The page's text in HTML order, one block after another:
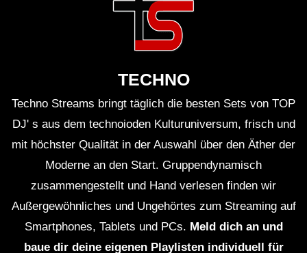
Volker kommt nicht rein ‹|›
WINTERCLUB mit DJ SCHIEMAN
Das Geheimnis des magischen
TECHNO HOUSE MELODIC ᵐⁱˣ ˢᵉᵗ ‹|›
Die DÄMMUNG ist da ‹|›
WINTERCLUB
Techno & House DJ Set ‘n Mix ‹|›
Geheimer WinterClub: ›Es waren bunte
Menschen da‹ ‹|› DJ SCHIE_MAN
TECHNO
Techno Streams bringt täglich die besten Sets von TOP
DJ' s aus dem technoioden Kulturuniversum, frisch und
mit höchster Qualität in der Auswahl über den Äther der
Moderne an den Start. Gruppendynamisch
zusammengestellt und Hand verlesen finden wir
Außergewöhnliches und Ungehörtes zum Streaming auf
Smartphones, Tablets und PCs. Meld dich an und
baue dir deine eigenen Playlisten individuell für